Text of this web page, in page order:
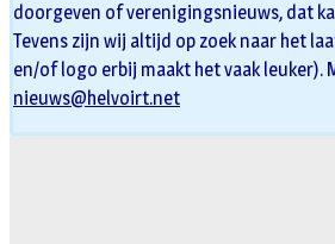
doorgeven of verenigingsnieuws, dat
Tevens zijn wij altijd op zoek naar het
en/of logo erbij maakt het vaak leuker).
nieuws@helvoirt.net